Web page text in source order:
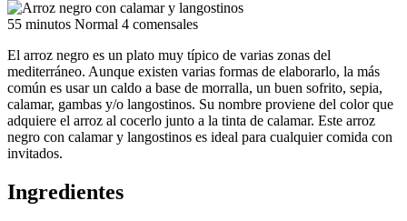
55 minutos Normal 4 comensales
El arroz negro es un plato muy típico de varias zonas del
mediterráneo. Aunque existen varias formas de elaborarlo, la más
común es usar un caldo a base de morralla, un buen sofrito, sepia,
calamar, gambas y/o langostinos. Su nombre proviene del color que
adquiere el arroz al cocerlo junto a la tinta de calamar. Este arroz
negro con calamar y langostinos es ideal para cualquier comida con
invitados.
Ingredientes